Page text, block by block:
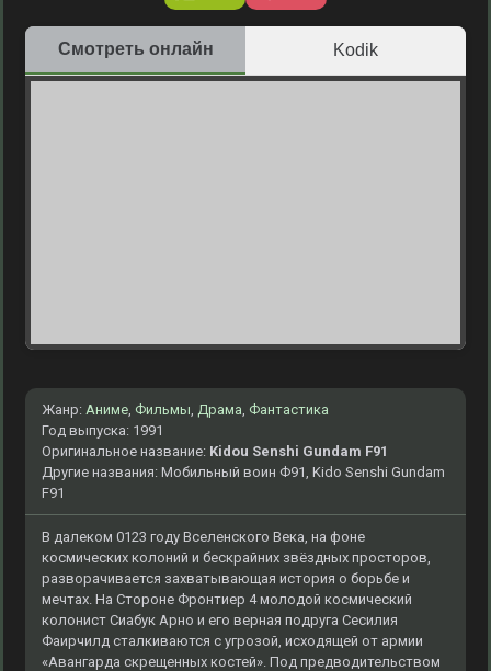
Смотреть онлайн Kodik
Жанр: Аниме, Фильмы, Драма, Фантастика
Год выпуска: 1991
Оригинальное название: Kidou Senshi Gundam F91
Другие названия: Мобильный воин Ф91, Kido Senshi Gundam
F91
В далеком 0123 году Вселенского Века, на фоне
космических колоний и бескрайних звёздных просторов,
разворачивается захватывающая история о борьбе и
мечтах. На Стороне Фронтиер 4 молодой космический
колонист Сиабук Арно и его верная подруга Сесилия
Фаирчилд сталкиваются с угрозой, исходящей от армии
«Авангарда скрещенных костей». Под предводительством